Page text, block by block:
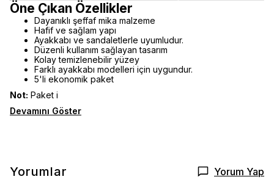
Öne Çıkan Özellikler
Dayanıklı şeffaf mika malzeme
Hafif ve sağlam yapı
Ayakkabı ve sandaletlerle uyumludur.
Düzenli kullanım sağlayan tasarım
Kolay temizlenebilir yüzey
Farklı ayakkabı modelleri için uygundur.
5'li ekonomik paket
Not: Paket i
Devamını Göster
Yorumlar Yorum Yap